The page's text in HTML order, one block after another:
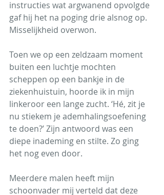
instructies wat argwanend opvolgde
gaf hij het na poging drie alsnog op.
Misselijkheid overwon.
Toen we op een zeldzaam moment
buiten een luchtje mochten
scheppen op een bankje in de
ziekenhuistuin, hoorde ik in mijn
linkeroor een lange zucht. ‘Hé, zit je
nu stiekem je ademhalingsoefening
te doen?’ Zijn antwoord was een
diepe inademing en stilte. Zo ging
het nog even door.
Meerdere malen heeft mijn
schoonvader mij verteld dat deze